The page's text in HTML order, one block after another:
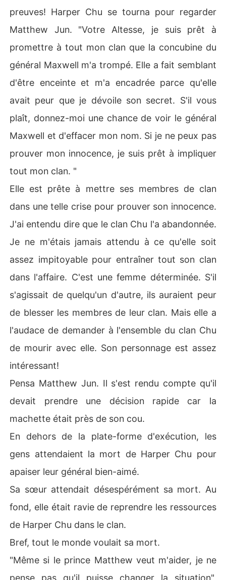
preuves! Harper Chu se tourna pour regarder
Matthew Jun. "Votre Altesse, je suis prêt à
promettre à tout mon clan que la concubine du
général Maxwell m'a trompé. Elle a fait semblant
d'être enceinte et m'a encadrée parce qu'elle
avait peur que je dévoile son secret. S'il vous
plaît, donnez-moi une chance de voir le général
Maxwell et d'effacer mon nom. Si je ne peux pas
prouver mon innocence, je suis prêt à impliquer
tout mon clan. "
Elle est prête à mettre ses membres de clan
dans une telle crise pour prouver son innocence.
J'ai entendu dire que le clan Chu l'a abandonnée.
Je ne m'étais jamais attendu à ce qu'elle soit
assez impitoyable pour entraîner tout son clan
dans l'affaire. C'est une femme déterminée. S'il
s'agissait de quelqu'un d'autre, ils auraient peur
de blesser les membres de leur clan. Mais elle a
l'audace de demander à l'ensemble du clan Chu
de mourir avec elle. Son personnage est assez
intéressant!
Pensa Matthew Jun. Il s'est rendu compte qu'il
devait prendre une décision rapide car la
machette était près de son cou.
En dehors de la plate-forme d'exécution, les
gens attendaient la mort de Harper Chu pour
apaiser leur général bien-aimé.
Sa sœur attendait désespérément sa mort. Au
fond, elle était ravie de reprendre les ressources
de Harper Chu dans le clan.
Bref, tout le monde voulait sa mort.
"Même si le prince Matthew veut m'aider, je ne
pense pas qu'il puisse changer la situation",